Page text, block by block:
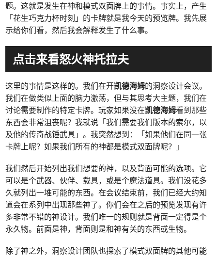
题。这就是发生在神和模式双面牌上的事情。事实上，产生
「花生巧克力杯时刻」的卡牌就是我今天的预览牌。我先展
示给你们看，然后我会解释发生了什么事。
点击来看怒火神托拉夫
这里的事情是这样的。我们在开凯德海姆的洞察设计会议。
我们在做类似上面的脑力激荡，但与其思考大主题，我们在
讨论需要制作的特定卡牌。玩家如果没在凯德海姆看到那些
东西会非常沮丧呢？我就说「我们需要我们版本的索尔，以
及他的传奇战锤武具」。我突然想到：「如果他们在同一张
卡牌上呢？如果我们所有的神都是模式双面牌呢？」
我们然后开始列出我们想要的神，以及背面可能的选项。它
可以是个武器、伙伴、载具，或是个魔法道具。我们没花多
久就列出一堆可能的东西。在会议结束前，我们已经大约知
道会在系列中出现那些神了。你们会在之后的预览发现有许
多非常不错的神设计。我们唯一的规则就是背面一定得是个
永久物。前面是神，背面则是和神有关的东西或生物。
除了神之外，洞察设计团队也探索了模式双面牌的其他可能